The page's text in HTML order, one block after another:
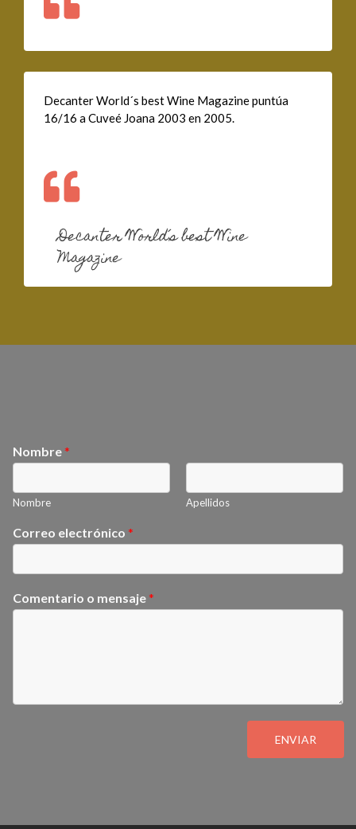
Decanter World´s best Wine Magazine puntúa
16/16 a Cuveé Joana 2003 en 2005.
Decanter World´s best Wine
Magazine
Nombre *
Nombre Apellidos
Correo electrónico *
Comentario o mensaje *
ENVIAR